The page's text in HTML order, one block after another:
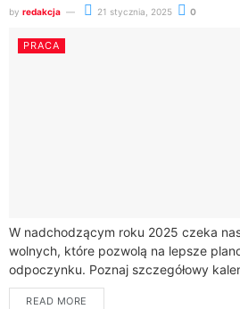
by redakcja 21 stycznia, 2025 0
PRACA
W nadchodzącym roku 2025 czeka
wolnych, które pozwolą na lepsze
odpoczynku. Poznaj szczegółowy
wolnych, które warto uwzględnić w...
READ MORE